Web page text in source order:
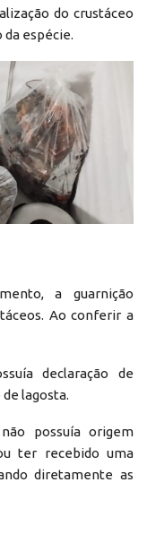
do crustáceo
espécie.
a guarnição
Ao conferir a
declaração de
lagosta.
possuía origem
ter recebido uma
diretamente as